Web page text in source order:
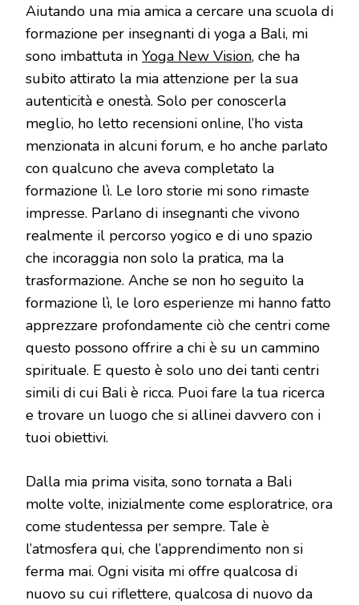
Aiutando una mia amica a cercare una scuola di
formazione per insegnanti di yoga a Bali, mi
sono imbattuta in Yoga New Vision, che ha
subito attirato la mia attenzione per la sua
autenticità e onestà. Solo per conoscerla
meglio, ho letto recensioni online, l’ho vista
menzionata in alcuni forum, e ho anche parlato
con qualcuno che aveva completato la
formazione lì. Le loro storie mi sono rimaste
impresse. Parlano di insegnanti che vivono
realmente il percorso yogico e di uno spazio
che incoraggia non solo la pratica, ma la
trasformazione. Anche se non ho seguito la
formazione lì, le loro esperienze mi hanno fatto
apprezzare profondamente ciò che centri come
questo possono offrire a chi è su un cammino
spirituale. E questo è solo uno dei tanti centri
simili di cui Bali è ricca. Puoi fare la tua ricerca
e trovare un luogo che si allinei davvero con i
tuoi obiettivi.
Dalla mia prima visita, sono tornata a Bali
molte volte, inizialmente come esploratrice, ora
come studentessa per sempre. Tale è
l’atmosfera qui, che l’apprendimento non si
ferma mai. Ogni visita mi offre qualcosa di
nuovo su cui riflettere, qualcosa di nuovo da